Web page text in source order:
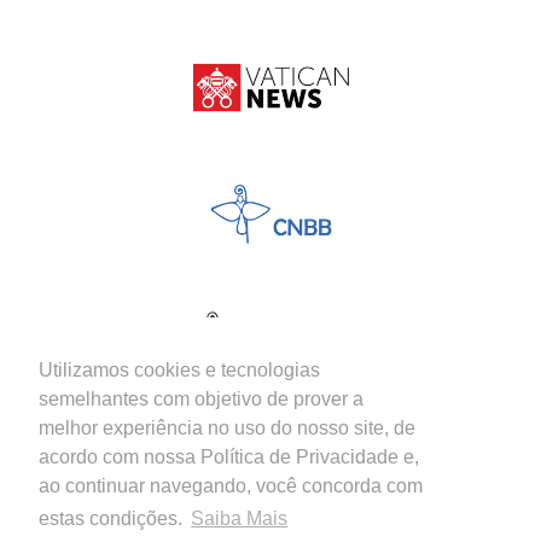
Utilizamos cookies e tecnologias
semelhantes com objetivo de prover a
melhor experiência no uso do nosso site, de
acordo com nossa Política de Privacidade e,
ao continuar navegando, você concorda com
estas condições. Saiba Mais